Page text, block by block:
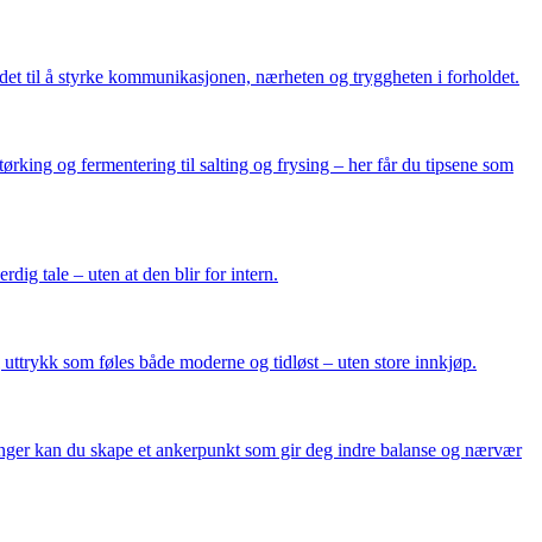
til å styrke kommunikasjonen, nærheten og tryggheten i forholdet.
og fermentering til salting og frysing – her får du tipsene som
tale – uten at den blir for intern.
som føles både moderne og tidløst – uten store innkjøp.
kan du skape et ankerpunkt som gir deg indre balanse og nærvær